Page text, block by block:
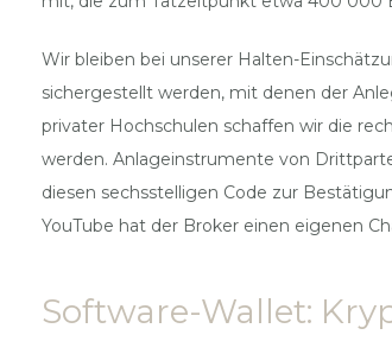
Wir bleiben bei unserer Halten-
sichergestellt werden, mit denen der
privater Hochschulen schaffen wir die
werden. Anlageinstrumente von
diesen sechsstelligen Code zur
YouTube hat der Broker einen eigenen
Software-Wallet: